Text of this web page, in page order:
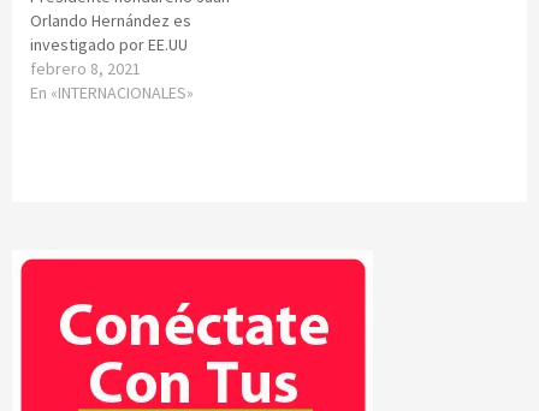
Orlando Hernández es
investigado por EE.UU
febrero 8, 2021
En «INTERNACIONALES»